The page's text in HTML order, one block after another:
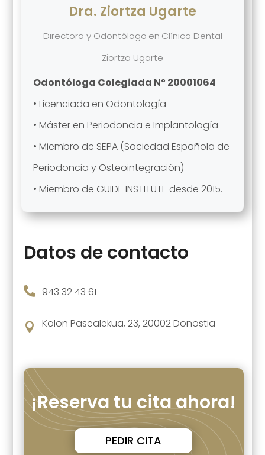
Dra. Ziortza Ugarte
Directora y Odontólogo en Clínica Dental
Ziortza Ugarte
Odontóloga Colegiada Nº 20001064
• Licenciada en Odontología
• Máster en Periodoncia e Implantología
• Miembro de SEPA (Sociedad Española de
Periodoncia y Osteointegración)
• Miembro de GUIDE INSTITUTE desde 2015.
Datos de contacto
 943 32 43 61
 Kolon Pasealekua, 23, 20002 Donostia
¡Reserva tu cita ahora!
PEDIR CITA